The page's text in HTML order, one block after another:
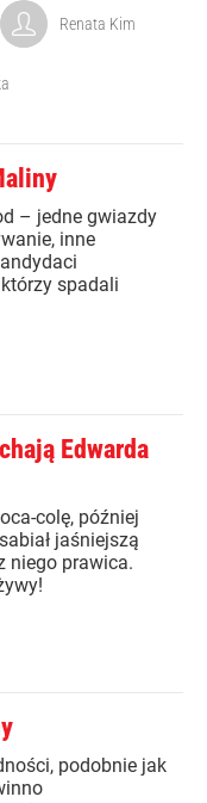
Renata Kim
– jedne gwiazdy
inne
spadali
Edwarda
colę, później
jaśniejszą
niego prawica.
podobnie jak